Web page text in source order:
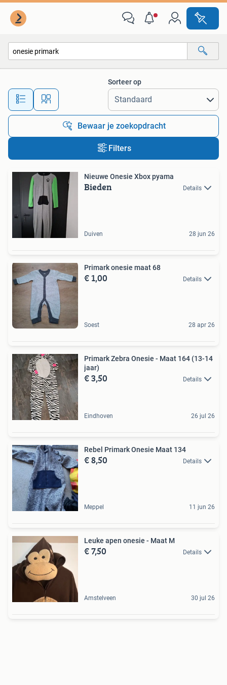
Alle afstanden…
Sorteer op
Bewaar je zoekopdracht
Filters
Nieuwe Onesie Xbox pyama
Bieden Details
Duiven 28 jun 26
Primark onesie maat 68
€ 1,00 Details
Soest 28 apr 26
Primark Zebra Onesie - Maat 164 (13-14
jaar)
€ 3,50 Details
Eindhoven 26 jul 26
Rebel Primark Onesie Maat 134
€ 8,50 Details
Meppel 11 jun 26
Leuke apen onesie - Maat M
€ 7,50 Details
Amstelveen 30 jul 26